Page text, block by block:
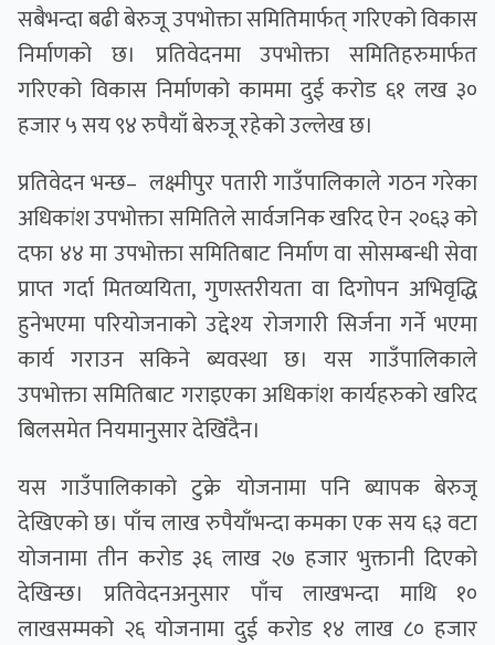
सबैभन्दा बढी बेरुजू उपभोक्ता समितिमार्फत् गरिएको विकास
निर्माणको छ। प्रतिवेदनमा उपभोक्ता समितिहरुमार्फत
गरिएको विकास निर्माणको काममा दुई करोड ६१ लख ३०
हजार ५ सय ९४ रुपैयाँ बेरुजू रहेको उल्लेख छ।
प्रतिवेदन भन्छ– लक्ष्मीपुर पतारी गाउँपालिकाले गठन गरेका
अधिकांश उपभोक्ता समितिले सार्वजनिक खरिद ऐन २०६३ को
दफा ४४ मा उपभोक्ता समितिबाट निर्माण वा सोसम्बन्धी सेवा
प्राप्त गर्दा मितव्ययिता, गुणस्तरीयता वा दिगोपन अभिवृद्धि
हुनेभएमा परियोजनाको उद्देश्य रोजगारी सिर्जना गर्ने भएमा
कार्य गराउन सकिने ब्यवस्था छ। यस गाउँपालिकाले
उपभोक्ता समितिबाट गराइएका अधिकांश कार्यहरुको खरिद
बिलसमेत नियमानुसार देखिँदैन।
यस गाउँपालिकाको टुक्रे योजनामा पनि ब्यापक बेरुजू
देखिएको छ। पाँच लाख रुपैयाँभन्दा कमका एक सय ६३ वटा
योजनामा तीन करोड ३६ लाख २७ हजार भुक्तानी दिएको
देखिन्छ। प्रतिवेदनअनुसार पाँच लाखभन्दा माथि १०
लाखसम्मको २६ योजनामा दुई करोड १४ लाख ८० हजार